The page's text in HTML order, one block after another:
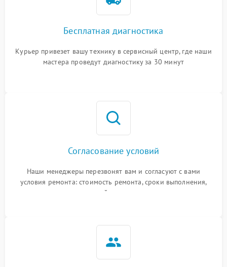
Бесплатная диагностика
Курьер привезет вашу технику в сервисный центр, где наши
мастера проведут диагностику за 30 минут
Согласование условий
Наши менеджеры перезвонят вам и согласуют с вами
условия ремонта: стоимость ремонта, сроки выполнения,
гарантийные условия